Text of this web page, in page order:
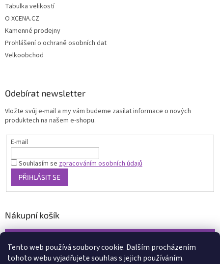
Tento web používá soubory cookie. Dalším procházením
tohoto webu vyjadřujete souhlas s jejich používáním.
Tabulka velikostí
O XCENA.CZ
Kamenné prodejny
Prohlášení o ochraně osobních dat
Velkoobchod
Odebírat newsletter
Vložte svůj e-mail a my vám budeme zasílat informace o nových
produktech na našem e-shopu.
E-mail
Souhlasím sezpracováním osobních údajů
PŘIHLÁSIT SE
Nákupní košík